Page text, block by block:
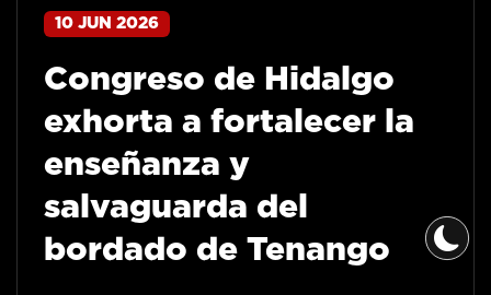
10 JUN 2026
Congreso de Hidalgo
exhorta a fortalecer la
enseñanza y
salvaguarda del
bordado de Tenango